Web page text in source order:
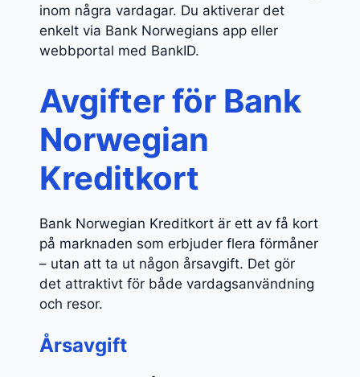
inom några vardagar. Du aktiverar det
enkelt via Bank Norwegians app eller
webbportal med BankID.
Avgifter för Bank
Norwegian
Kreditkort
Bank Norwegian Kreditkort är ett av få kort
på marknaden som erbjuder flera förmåner
– utan att ta ut någon årsavgift. Det gör
det attraktivt för både vardagsanvändning
och resor.
Årsavgift